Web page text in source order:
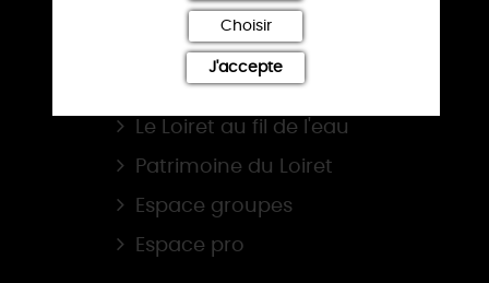
La route de la Rose
Loiret, balades & randos
Le Loiret au fil de l'eau
Patrimoine du Loiret
Espace groupes
Espace pro
Choisir
J'accepte